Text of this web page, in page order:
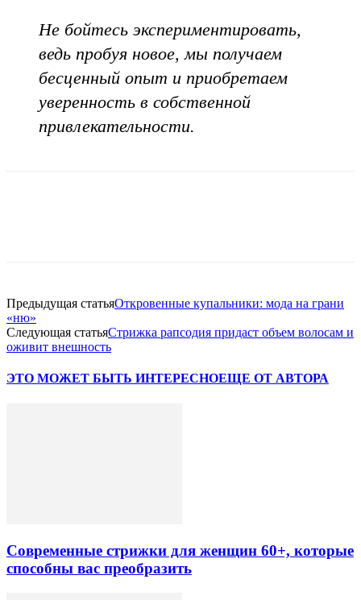
Не бойтесь экспериментировать,
ведь пробуя новое, мы получаем
бесценный опыт и приобретаем
уверенность в собственной
привлекательности.
Предыдущая статьяОткровенные купальники: мода на грани
«ню»
Следующая статьяСтрижка рапсодия придаст объем волосам и
оживит внешность
ЭТО МОЖЕТ БЫТЬ ИНТЕРЕСНОЕЩЕ ОТ АВТОРА
Современные стрижки для женщин 60+, которые
способны вас преобразить